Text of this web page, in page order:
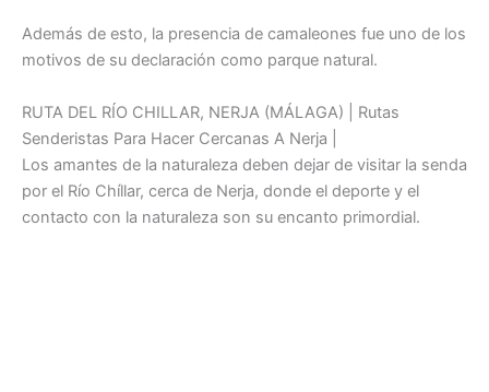
Además de esto, la presencia de camaleones fue uno de los
motivos de su declaración como parque natural.
RUTA DEL RÍO CHILLAR, NERJA (MÁLAGA) | Rutas
Senderistas Para Hacer Cercanas A Nerja |
Los amantes de la naturaleza deben dejar de visitar la senda
por el Río Chíllar, cerca de Nerja, donde el deporte y el
contacto con la naturaleza son su encanto primordial.